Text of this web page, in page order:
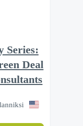
Series:
Deal